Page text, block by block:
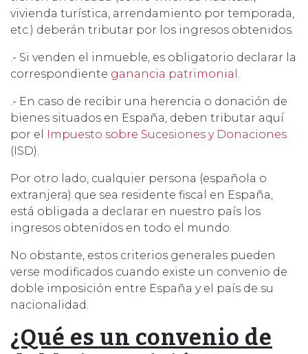
vivienda turística, arrendamiento por temporada,
etc.) deberán tributar por los ingresos obtenidos.
.- Si venden el inmueble, es obligatorio declarar la
correspondiente ganancia patrimonial
.- En caso de recibir una herencia o donación de
bienes situados en España, deben tributar aquí
por el
Impuesto sobre Sucesiones y Donaciones
(ISD).
Por otro lado, cualquier persona (española o
extranjera) que sea residente fiscal en España,
está obligada a declarar en nuestro país los
ingresos obtenidos en todo el mundo.
No obstante, estos criterios generales pueden
verse modificados cuando existe un convenio de
doble imposición entre España y el país de su
nacionalidad.
¿Qué es un convenio de